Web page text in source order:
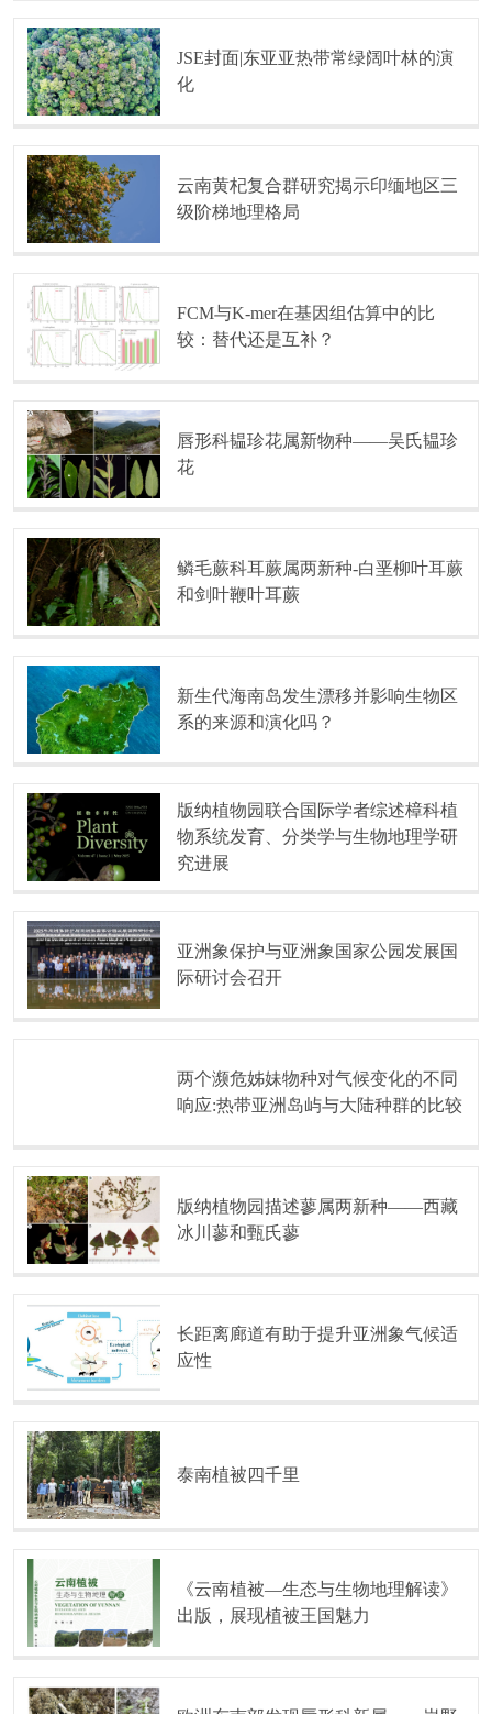
JSE封面|东亚亚热带常绿阔叶林的演
化
云南黄杞复合群研究揭示印缅地区三
级阶梯地理格局
FCM与K-mer在基因组估算中的比
较：替代还是互补？
唇形科韫珍花属新物种——吴氏韫珍
花
鳞毛蕨科耳蕨属两新种-白垩柳叶耳蕨
和剑叶鞭叶耳蕨
新生代海南岛发生漂移并影响生物区
系的来源和演化吗？
版纳植物园联合国际学者综述樟科植
物系统发育、分类学与生物地理学研
究进展
亚洲象保护与亚洲象国家公园发展国
际研讨会召开
两个濒危姊妹物种对气候变化的不同
响应:热带亚洲岛屿与大陆种群的比较
版纳植物园描述蓼属两新种——西藏
冰川蓼和甄氏蓼
长距离廊道有助于提升亚洲象气候适
应性
泰南植被四千里
《云南植被—生态与生物地理解读》
出版，展现植被王国魅力